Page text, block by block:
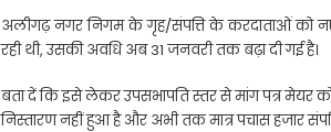
अलीगढ़ नगर निगम के गृह/संपत्ति के करदाताओं को
रही थी, उसकी अवधि अब 31 जनवरी तक बढ़ा दी गई है।
बता दें कि इसे लेकर उपसभापति स्तर से मांग पत्र मेयर
निस्तारण नहीं हुआ है और अभी तक मात्र पचास हजार